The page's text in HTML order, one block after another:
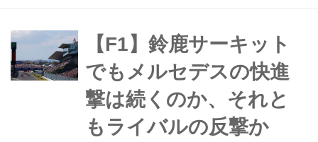
を公開しているので紹介していこう。
日本GPはどんなレースになるのだろ
うか。
【F1】鈴鹿サーキット
でもメルセデスの快進
撃は続くのか、それと
もライバルの反撃か